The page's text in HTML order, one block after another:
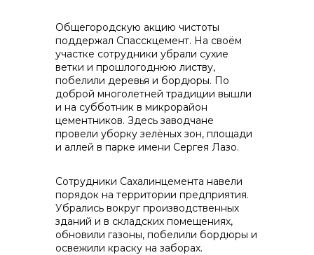
info@vostokcement.ru
Общегородскую акцию чистоты
поддержал Спасскцемент. На своём
участке сотрудники убрали сухие
ветки и прошлогоднюю листву,
побелили деревья и бордюры. По
доброй многолетней традиции вышли
и на субботник в микрорайон
цементников. Здесь заводчане
провели уборку зелёных зон, площади
и аллей в парке имени Сергея Лазо.
Сотрудники Сахалинцемента навели
порядок на территории предприятия.
Убрались вокруг производственных
зданий и в складских помещениях,
обновили газоны, побелили бордюры и
освежили краску на заборах.